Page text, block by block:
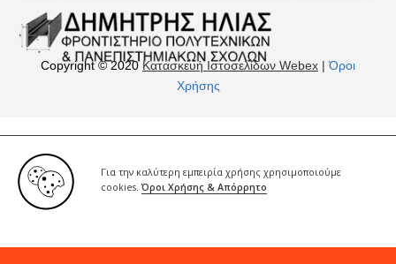
Για την καλύτερη εμπειρία χρήσης χρησιμοποιούμε
cookies.Όροι Χρήσης & Απόρρητο
Copyright © 2020 Κατασκευή Ιστοσελίδων Webex |Όροι
Χρήσης